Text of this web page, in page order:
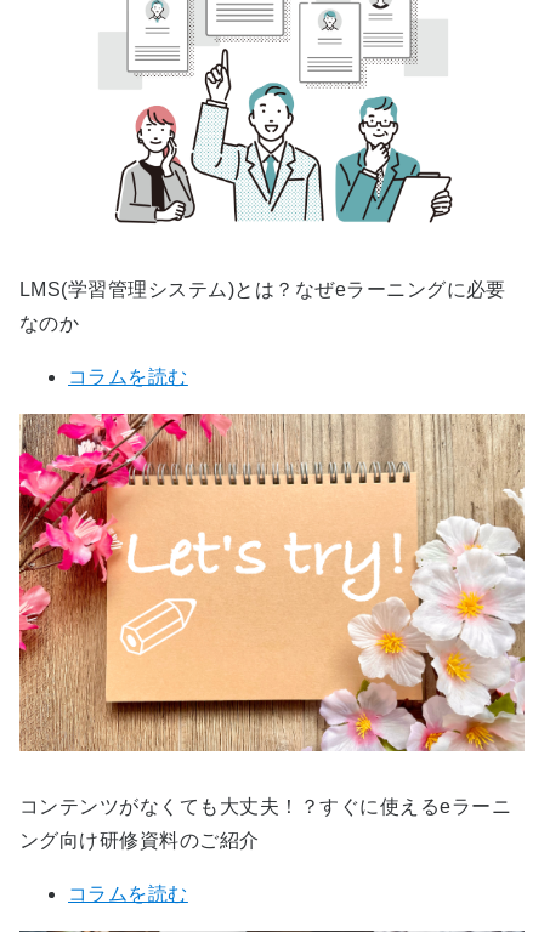
LMS(学習管理システム)とは？なぜeラーニングに必要
なのか
コラムを読む
コンテンツがなくても大丈夫！？すぐに使えるeラーニ
ング向け研修資料のご紹介
コラムを読む